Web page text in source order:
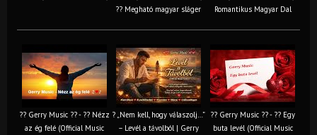
?? Megható magyar sláger
Romantikus Magyar Dal
?? Gerry Music ?? - ?? Nézz
az ég felé (Official Music
? „Nem kell, hogy válaszolj…”
– Levél a távolból | Gerry
?? Gerry Music ?? - ?? Egy
buta levél (Official Music